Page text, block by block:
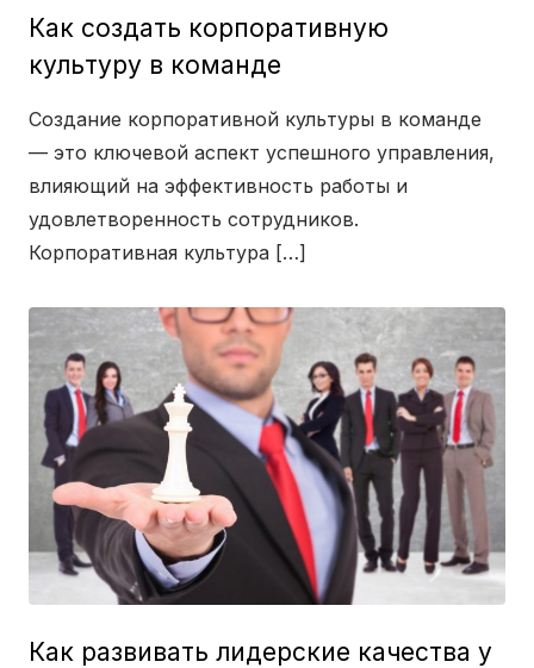
Как создать корпоративную
культуру в команде
Создание корпоративной культуры в команде
— это ключевой аспект успешного управления,
влияющий на эффективность работы и
удовлетворенность сотрудников.
Корпоративная культура […]
Как развивать лидерские качества у